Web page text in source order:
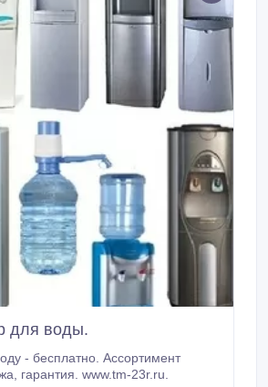
для воды.
Ассортимент
кулеров. Продажа, гарантия. www.tm-23r.ru.